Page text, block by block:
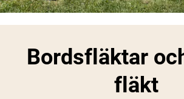
Bordsfläktar
fläkt